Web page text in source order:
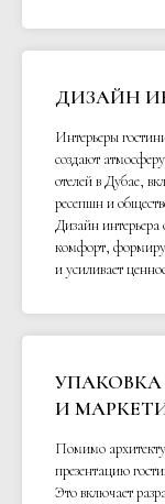
ДИЗАЙН
Интерьеры
создают
отелей в Дубае,
ресепшн и
Дизайн интерьера
комфорт,
и усиливает
И
Помимо
презентацию
Это включает